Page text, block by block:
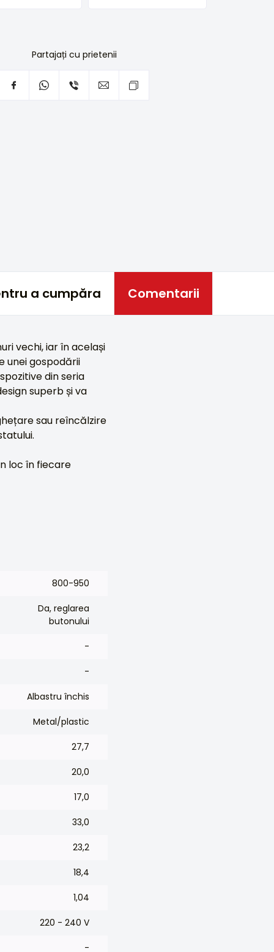
Partajați cu prietenii
a cumpăra Comentarii
vechi, iar în același
unei gospodării
din seria
superb și va
sau reîncălzire
loc în fiecare
800-950
Da, reglarea
butonului
-
-
Albastru închis
Metal/plastic
27,7
20,0
17,0
33,0
23,2
18,4
1,04
220 - 240 V
-